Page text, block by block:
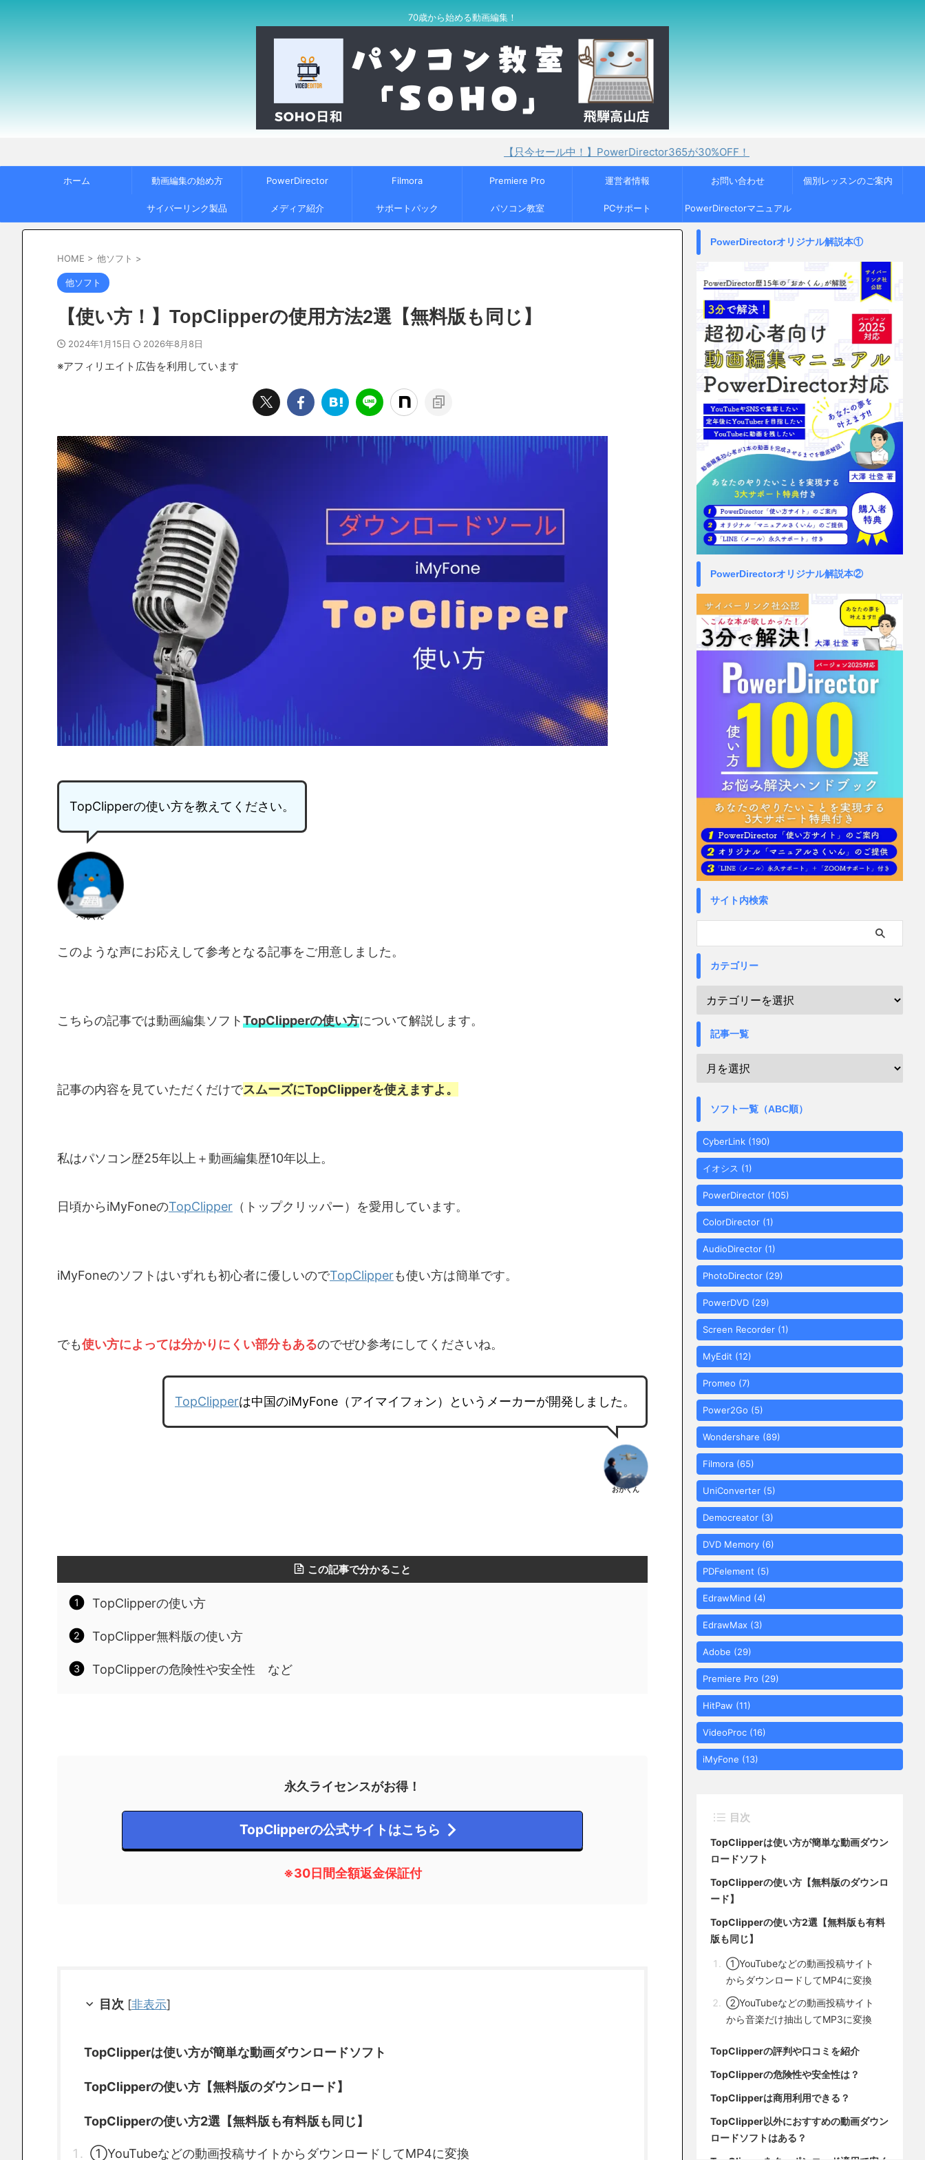
70歳から始める動画編集！
【只今セール中！】PowerDirector365が30%OFF！
ホーム 動画編集の始め方 PowerDirector Filmora Premiere Pro 運営者情報 お問い合わせ 個別レッスンのご案内
サイバーリンク製品 メディア紹介 サポートパック パソコン教室 PCサポート PowerDirectorマニュアル
HOME > 他ソフト >
他ソフト
【使い方！】TopClipperの使用方法2選【無料版も同じ】
2024年1月15日 2026年8月8日
※アフィリエイト広告を利用しています
TopClipperの使い方を教えてください。
ぺんくん
このような声にお応えして参考となる記事をご用意しました。
こちらの記事では動画編集ソフトTopClipperの使い方について解説します。
記事の内容を見ていただくだけでスムーズにTopClipperを使えますよ。
私はパソコン歴25年以上＋動画編集歴10年以上。
日頃からiMyFoneのTopClipper （トップクリッパー）を愛用しています。
iMyFoneのソフトはいずれも初心者に優しいのでTopClipperも使い方は簡単です。
でも使い方によっては分かりにくい部分もあるのでぜひ参考にしてくださいね。
TopClipperは中国のiMyFone（アイマイフォン）というメーカーが開発しました。
おかくん
この記事で分かること
TopClipperの使い方
TopClipper無料版の使い方
TopClipperの危険性や安全性 など
永久ライセンスがお得！
TopClipperの公式サイトはこちら
※30日間全額返金保証付
目次 [非表示]
TopClipperは使い方が簡単な動画ダウンロードソフト
TopClipperの使い方【無料版のダウンロード】
TopClipperの使い方2選【無料版も有料版も同じ】
①YouTubeなどの動画投稿サイトからダウンロードしてMP4に変換
PowerDirectorオリジナル解説本①
PowerDirectorオリジナル解説本②
サイト内検索
カテゴリー
記事一覧
ソフト一覧（ABC順）
CyberLink (190)
イオシス (1)
PowerDirector (105)
ColorDirector (1)
AudioDirector (1)
PhotoDirector (29)
PowerDVD (29)
Screen Recorder (1)
MyEdit (12)
Promeo (7)
Power2Go (5)
Wondershare (89)
Filmora (65)
UniConverter (5)
Democreator (3)
DVD Memory (6)
PDFelement (5)
EdrawMind (4)
EdrawMax (3)
Adobe (29)
Premiere Pro (29)
HitPaw (11)
VideoProc (16)
iMyFone (13)
目次
TopClipperは使い方が簡単な動画ダウン
ロードソフト
TopClipperの使い方【無料版のダウンロ
ード】
TopClipperの使い方2選【無料版も有料
版も同じ】
①YouTubeなどの動画投稿サイト
からダウンロードしてMP4に変換
②YouTubeなどの動画投稿サイト
から音楽だけ抽出してMP3に変換
TopClipperの評判や口コミを紹介
TopClipperの危険性や安全性は？
TopClipperは商用利用できる？
TopClipper以外におすすめの動画ダウン
ロードソフトはある？